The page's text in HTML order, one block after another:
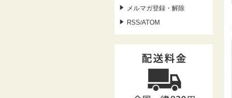
メルマガ登録・解除
RSS/ATOM